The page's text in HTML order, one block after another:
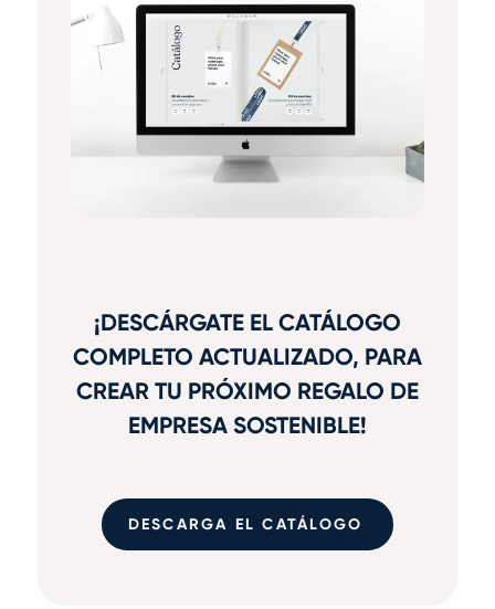
¡DESCÁRGATE EL CATÁLOGO
COMPLETO ACTUALIZADO, PARA
CREAR TU PRÓXIMO REGALO DE
EMPRESA SOSTENIBLE!
DESCARGA EL CATÁLOGO